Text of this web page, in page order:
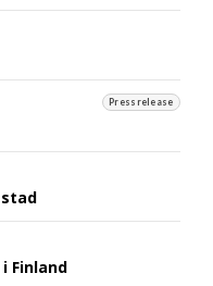
Pressrelease
Finland